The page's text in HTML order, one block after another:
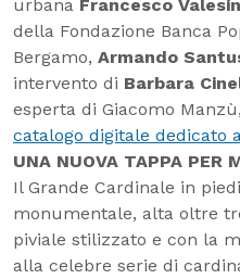
urbana Francesco
della Fondazione Banca
Bergamo, Armando
intervento di Barbara
esperta di Giacomo
catalogo digitale dedicato
UNA NUOVA TAPPA PER
Il Grande Cardinale in
monumentale, alta oltre
piviale stilizzato e con la
alla celebre serie di